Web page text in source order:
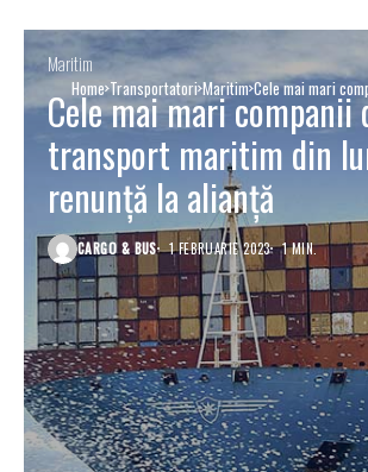
Home Transportatori Maritim Cele mai mari
maritim din lume
Maritim
Cele mai mari companii
transport maritim din
renunță la alianță
CARGO & BUS 1 FEBRUARIE 2023 1 MIN.